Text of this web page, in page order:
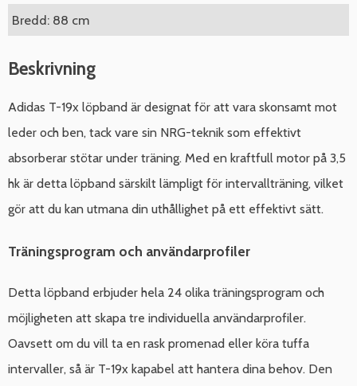
Bredd: 88 cm
Beskrivning
Adidas T-19x löpband är designat för att vara skonsamt mot
leder och ben, tack vare sin NRG-teknik som effektivt
absorberar stötar under träning. Med en kraftfull motor på 3,5
hk är detta löpband särskilt lämpligt för intervallträning, vilket
gör att du kan utmana din uthållighet på ett effektivt sätt.
Träningsprogram och användarprofiler
Detta löpband erbjuder hela 24 olika träningsprogram och
möjligheten att skapa tre individuella användarprofiler.
Oavsett om du vill ta en rask promenad eller köra tuffa
intervaller, så är T-19x kapabel att hantera dina behov. Den